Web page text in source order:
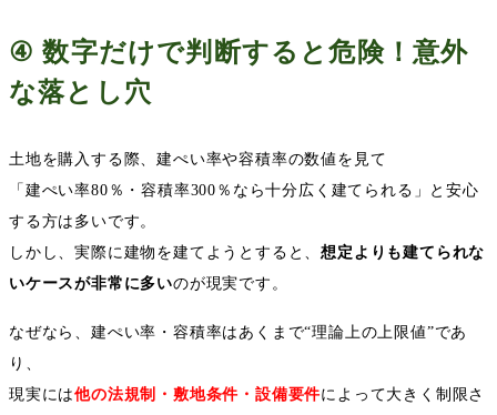
④数字だけで判断すると危険！意外
な落とし穴
土地を購入する際、建ぺい率や容積率の数値を見て
「建ぺい率80 ％・容積率300 ％なら十分広く建てられる」と安心
する方は多いです。
しかし、実際に建物を建てようとすると、想定よりも建てられな
いケースが非常に多いのが現実です。
なぜなら、建ぺい率・容積率はあくまで“理論上の上限値”であ
り、
現実には他の法規制・敷地条件・設備要件によって大きく制限さ